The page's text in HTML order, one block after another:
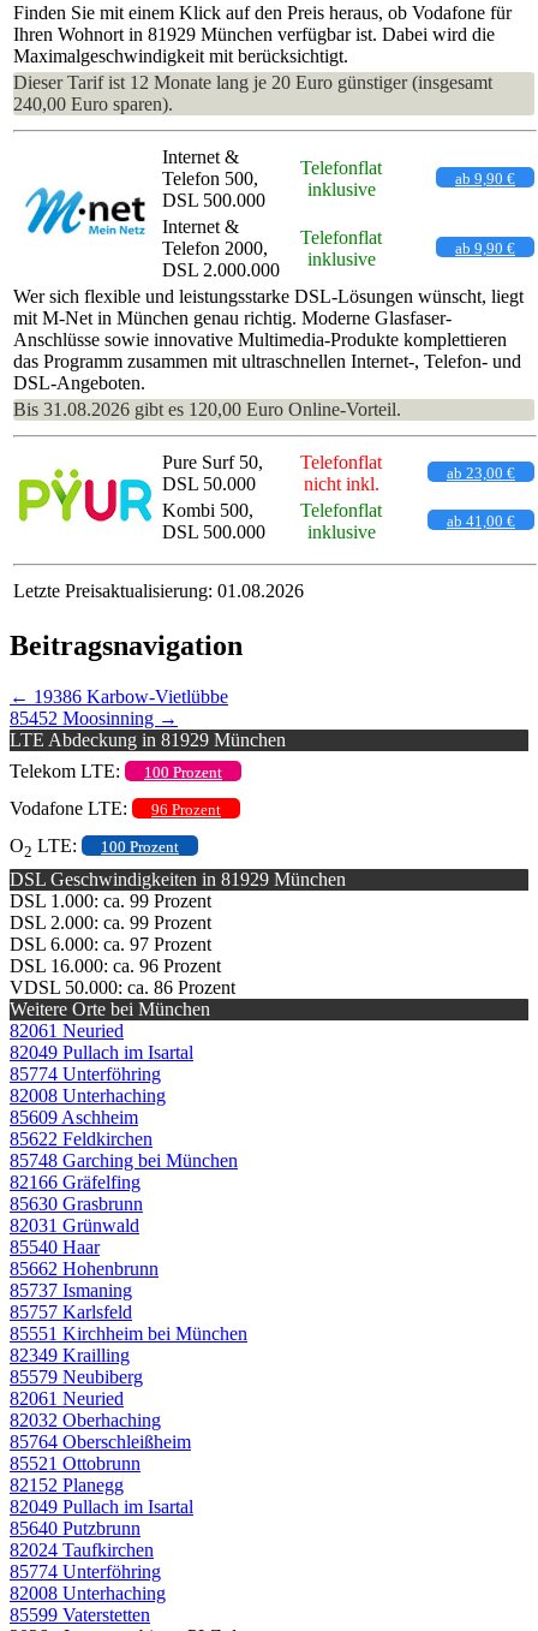
Finden Sie mit einem Klick auf den Preis heraus, ob Vodafone für
Ihren Wohnort in 81929 München verfügbar ist. Dabei wird die
Maximalgeschwindigkeit mit berücksichtigt.
Dieser Tarif ist 12 Monate lang je 20 Euro günstiger (insgesamt
240,00 Euro sparen).
Internet &
Telefon 500,
DSL 500.000
Telefonflat
inklusive
ab 9,90 €
Internet &
Telefon 2000,
DSL 2.000.000
Telefonflat
inklusive
ab 9,90 €
Wer sich flexible und leistungsstarke DSL-Lösungen wünscht, liegt
mit M-Net in München genau richtig. Moderne Glasfaser-
Anschlüsse sowie innovative Multimedia-Produkte komplettieren
das Programm zusammen mit ultraschnellen Internet-, Telefon- und
DSL-Angeboten.
Bis 31.08.2026 gibt es 120,00 Euro Online-Vorteil.
Pure Surf 50,
DSL 50.000
Telefonflat
nicht inkl.
ab 23,00 €
Kombi 500,
DSL 500.000
Telefonflat
inklusive
ab 41,00 €
Letzte Preisaktualisierung: 01.08.2026
Beitragsnavigation
← 19386 Karbow-Vietlübbe
85452 Moosinning →
LTE Abdeckung in 81929 München
Telekom LTE:
100 Prozent
Vodafone LTE: 96 Prozent
O2 LTE: 100 Prozent
DSL Geschwindigkeiten in 81929 München
DSL 1.000: ca. 99 Prozent
DSL 2.000: ca. 99 Prozent
DSL 6.000: ca. 97 Prozent
DSL 16.000: ca. 96 Prozent
VDSL 50.000: ca. 86 Prozent
Weitere Orte bei München
82061 Neuried
82049 Pullach im Isartal
85774 Unterföhring
82008 Unterhaching
85609 Aschheim
85622 Feldkirchen
85748 Garching bei München
82166 Gräfelfing
85630 Grasbrunn
82031 Grünwald
85540 Haar
85662 Hohenbrunn
85737 Ismaning
85757 Karlsfeld
85551 Kirchheim bei München
82349 Krailling
85579 Neubiberg
82061 Neuried
82032 Oberhaching
85764 Oberschleißheim
85521 Ottobrunn
82152 Planegg
82049 Pullach im Isartal
85640 Putzbrunn
82024 Taufkirchen
85774 Unterföhring
82008 Unterhaching
85599 Vaterstetten